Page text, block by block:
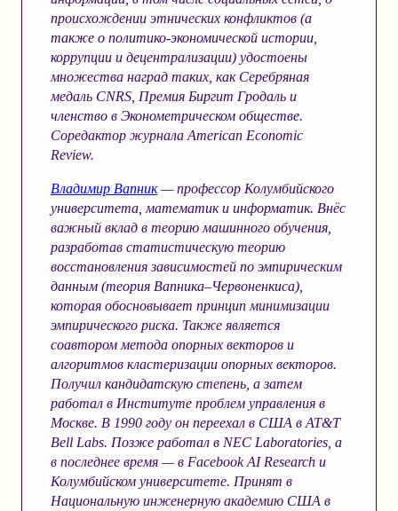
происхождении этнических конфликтов (а
также о политико-экономической истории,
коррупции и децентрализации) удостоены
множества наград таких, как Серебряная
медаль CNRS, Премия Биргит Гродаль и
членство в Эконометрическом обществе.
Соредактор журнала American Economic
Review.
Владимир Вапник— профессор Колумбийского
университета, математик и информатик. Внёс
важный вклад в теорию машинного обучения,
разработав статистическую теорию
восстановления зависимостей по эмпирическим
данным (теория Вапника–Червоненкиса),
которая обосновывает принцип минимизации
эмпирического риска. Также является
соавтором метода опорных векторов и
алгоритмов кластеризации опорных векторов.
Получил кандидатскую степень, а затем
работал в Институте проблем управления в
Москве. В 1990 году он переехал в США в AT&T
Bell Labs. Позже работал в NEC Laboratories, а
в последнее время — в Facebook AI Research и
Колумбийском университете. Принят в
Национальную инженерную академию США в